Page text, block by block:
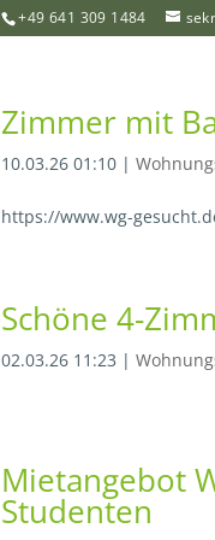
+49 641 309 1484
Zimmer mit
10.03.26 01:10|
https://www.wg-
Schöne 4-
02.03.26 11:23 |
Mietangebot
Studenten